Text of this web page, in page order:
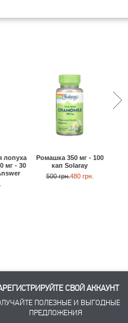
лопуха
мг - 30
Ромашка 350 мг - 100
кап Solaray
500 грн.480 грн.
СВОЙ АККАУНТ
ПОЛЕЗНЫЕ И ВЫГОДНЫЕ
ПРЕДЛОЖЕНИЯ